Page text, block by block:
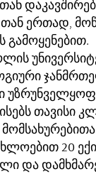
ერთად,
თავისი
20
და